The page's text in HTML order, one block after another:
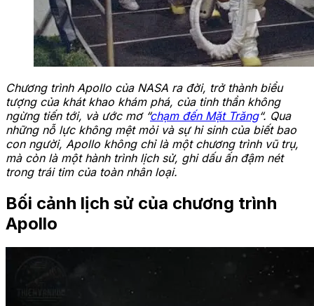
Chương trình Apollo của NASA ra đời, trở thành biểu
tượng của khát khao khám phá, của tinh thần không
ngừng tiến tới, và ước mơ “chạm đến Mặt Trăng“. Qua
những nỗ lực không mệt mỏi và sự hi sinh của biết bao
con người, Apollo không chỉ là một chương trình vũ trụ,
mà còn là một hành trình lịch sử, ghi dấu ấn đậm nét
trong trái tim của toàn nhân loại.
Bối cảnh lịch sử của chương trình
Apollo